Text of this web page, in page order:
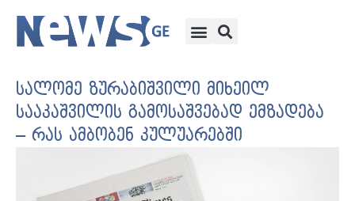
სალომე ზურაბიშვილი მიხეილ
სააკაშვილის გამოსაშვებად ემზადება
– რას ამბობენ კულუარებში